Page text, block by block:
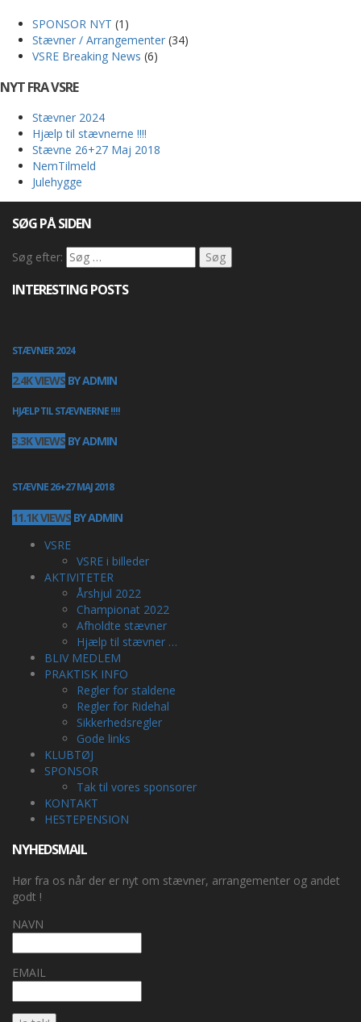
SPONSOR NYT (1)
Stævner / Arrangementer (34)
VSRE Breaking News (6)
NYT FRA VSRE
Stævner 2024
Hjælp til stævnerne !!!!
Stævne 26+27 Maj 2018
NemTilmeld
Julehygge
SØG PÅ SIDEN
Søg efter:
INTERESTING POSTS
STÆVNER 2024
2.4K VIEWS BY ADMIN
HJÆLP TIL STÆVNERNE !!!!
3.3K VIEWS BY ADMIN
STÆVNE 26+27 MAJ 2018
11.1K VIEWS BY ADMIN
VSRE
VSRE i billeder
AKTIVITETER
Årshjul 2022
Championat 2022
Afholdte stævner
Hjælp til stævner …
BLIV MEDLEM
PRAKTISK INFO
Regler for staldene
Regler for Ridehal
Sikkerhedsregler
Gode links
KLUBTØJ
SPONSOR
Tak til vores sponsorer
KONTAKT
HESTEPENSION
NYHEDSMAIL
Hør fra os når der er nyt om stævner, arrangementer og andet
godt !
NAVN
EMAIL